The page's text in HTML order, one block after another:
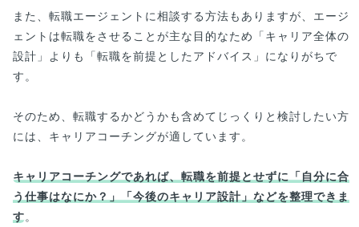
また、転職エージェントに相談する方法もありますが、エージ
ェントは転職をさせることが主な目的なため「キャリア全体の
設計」よりも「転職を前提としたアドバイス」になりがちで
す。
そのため、転職するかどうかも含めてじっくりと検討したい方
には、キャリアコーチングが適しています。
キャリアコーチングであれば、転職を前提とせずに「自分に合
う仕事はなにか？」「今後のキャリア設計」などを整理できま
す。